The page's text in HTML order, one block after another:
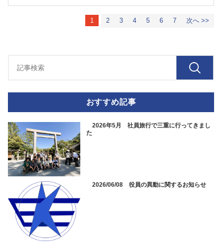
1 2 3 4 5 6 7 次へ >>
おすすめ記事
2026年5月 社員旅行で三重に行ってきまし
た
2026/06/08 役員の異動に関するお知らせ